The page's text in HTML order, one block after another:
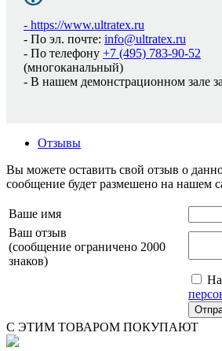
- https://www.ultratex.ru
- По эл. почте: info@ultratex.ru
- По телефону +7 (495) 783-90-52
(многоканальный)
- В нашем демонстрационном зале
Отзывы
Вы можете оставить свой отзыв о
сообщение будет размешено на нашем
Ваше имя
Ваш отзыв
(сообщение ограничено 2000
знаков)
С ЭТИМ ТОВАРОМ ПОКУПАЮТ